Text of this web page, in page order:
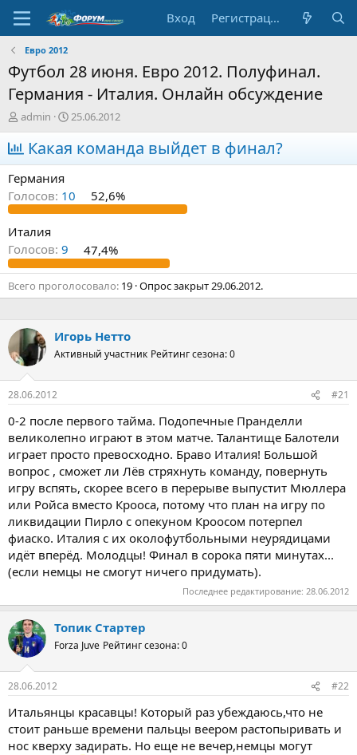
Вход Регистрация
Евро 2012
Футбол 28 июня. Евро 2012. Полуфинал.
Германия - Италия. Онлайн обсуждение
А
в
т
о
р
т
е
м
ы
admin
Д
а
т
а
ч
а
25.06.2012
Какая команда выйдет в финал?
Германия
Голосов: 10 52,6%
Италия
Голосов: 9 47,4%
Всего проголосовало 19 Опрос закрыт29.06.2012.
Игорь Нетто
Активный участник Рейтинг сезона: 0
28.06.2012 #21
0-2 после первого тайма. Подопечные Пранделли
великолепно играют в этом матче. Талантище Балотели
играет просто превосходно. Браво Италия! Большой
вопрос , сможет ли Лёв стряхнуть команду, повернуть
игру вспять, скорее всего в перерыве выпустит Мюллера
или Ройса вместо Крооса, потому что план на игру по
ликвидации Пирло с опекуном Кроосом потерпел
фиаско. Италия с их околофутбольными неурядицами
идёт вперёд. Молодцы! Финал в сорока пяти минутах...
(если немцы не смогут ничего придумать).
Последнее редактирование: 28.06.2012
Топик Стартер
Forza Juve Рейтинг сезона: 0
28.06.2012 #22
Итальянцы красавцы! Который раз убеждаюсь,что не
стоит раньше времени пальцы веером растопыривать и
нос кверху задирать. Но еще не вечер,немцы могут